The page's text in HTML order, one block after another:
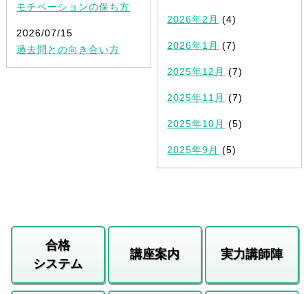
モチベーションの保ち方
2026/07/15
過去問との向き合い方
2026年2月 (4)
2026年1月 (7)
2025年12月 (7)
2025年11月 (7)
2025年10月 (5)
2025年9月 (5)
合格
システム
講座案内 実力講師陣